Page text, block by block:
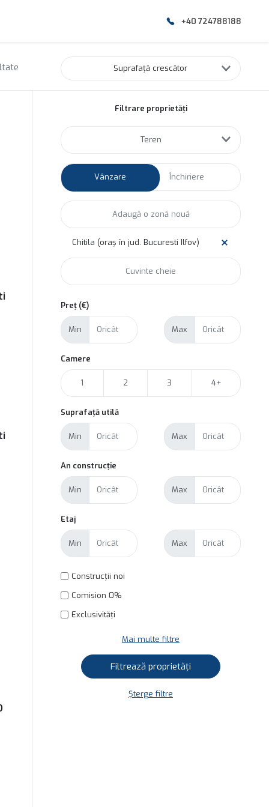
+40 724788188
Suprafață crescător
Filtrare proprietăți
Teren
Vânzare Închiriere
Chitila (oraș în jud. Bucuresti Ilfov)
Preț (€)
Min Max
Camere
1 2 3 4+
Suprafață utilă
Min Max
An construcție
Min Max
Etaj
Min Max
Construcții noi
Comision 0%
Exclusivități
Mai multe filtre
Șterge filtre